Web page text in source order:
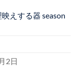
えする器 season
2日